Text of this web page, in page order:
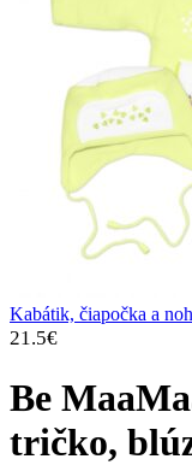
Kabátik, čiapočka a
21.5€
through
Be
tričko,